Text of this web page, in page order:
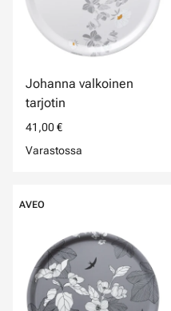
Johanna valkoinen
tarjotin
41,00 €
Varastossa
AVEO